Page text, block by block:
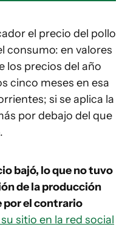
el precio del pollo
consumo: en valores
los precios del año
cinco meses en esa
si se aplica la
por debajo del que
bajó, lo que no tuvo
de la producción
por el contrario
sitio en la red social